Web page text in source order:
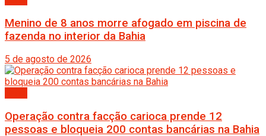
Menino de 8 anos morre afogado em piscina de
fazenda no interior da Bahia
5 de agosto de 2026
Operação contra facção carioca prende 12
pessoas e bloqueia 200 contas bancárias na Bahia